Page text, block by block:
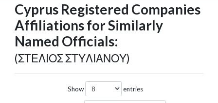
Cyprus Registered Companies
Affiliations for Similarly
Named Officials:
(ΣΤΕΛΙΟΣ ΣΤΥΛΙΑΝΟΥ)
Show entries